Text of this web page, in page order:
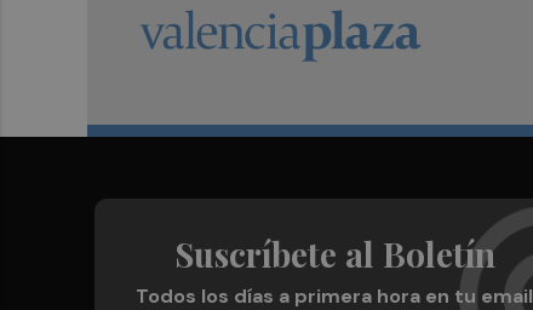
Suscríbete al Boletín
Todos los días a primera hora en tu email